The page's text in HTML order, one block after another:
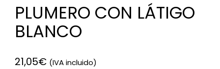
PLUMERO CON LÁTIGO
BLANCO
21,05€ (IVA incluido)